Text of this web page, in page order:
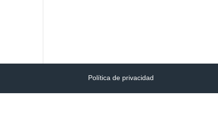
Política de privacidad